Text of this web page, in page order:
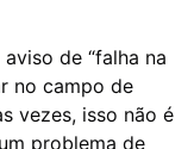
de “falha na
no campo de
vezes, isso não é
problema de